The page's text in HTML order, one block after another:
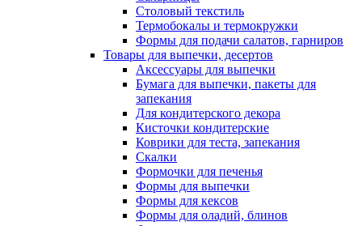
Столовый текстиль
Термобокалы и термокружки
Формы для подачи салатов, гарниров
Товары для выпечки, десертов
Аксессуары для выпечки
Бумага для выпечки, пакеты для
запекания
Для кондитерского декора
Кисточки кондитерские
Коврики для теста, запекания
Скалки
Формочки для печенья
Формы для выпечки
Формы для кексов
Формы для оладий, блинов